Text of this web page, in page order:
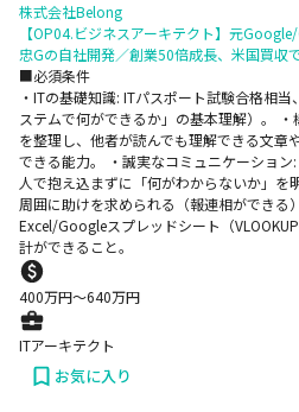
株式会社Belong
【OP04.ビジネスアーキテクト】元
忠Gの自社開発／創業50倍成長、米国買収
■必須条件
・ITの基礎知識: ITパスポート試験合格相
ステムで何ができるか」の基本理解）。
を整理し、他者が読んでも理解できる文章
できる能力。 ・誠実なコミュニケーショ
人で抱え込まずに「何がわからないか」を
周囲に助けを求められる（報連相ができる
Excel/Googleスプレッドシート（
計ができること。
400万円〜640万円
ITアーキテクト
お気に入り